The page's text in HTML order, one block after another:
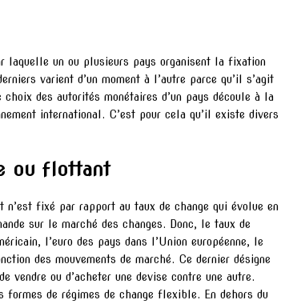
laquelle un ou plusieurs pays organisent la fixation
varient d’un moment à l’autre parce qu’il s’agit
des autorités monétaires d’un pays découle à la
international. C’est pour cela qu’il existe divers
ou flottant
n’est fixé par rapport au taux de change qui évolue en
sur le marché des changes. Donc, le taux de
l’euro des pays dans l’Union européenne, le
des mouvements de marché. Ce dernier désigne
vendre ou d’acheter une devise contre une autre.
de régimes de change flexible. En dehors du